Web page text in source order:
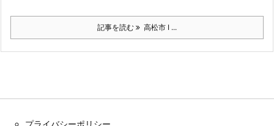
記事を読む 高松市 I ...
プライバシーポリシー